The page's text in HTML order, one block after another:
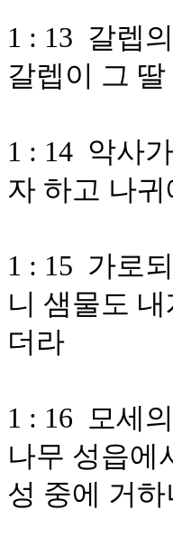
1 : 13 갈렙
갈렙이 그
1 : 14 악사
자 하고 나
1 : 15 가로
니 샘물도
더라
1 : 16 모세
나무 성읍에
성 중에 거